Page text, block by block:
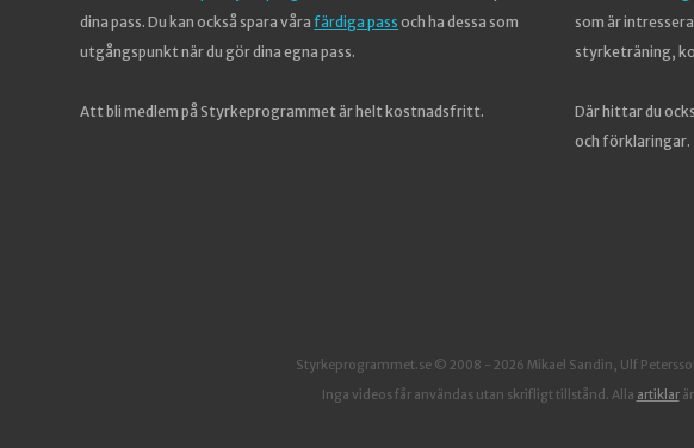
dina pass. Du kan också spara vårafärdiga pass och ha dessa som
utgångspunkt när du gör dina egna pass.
Att bli medlem på Styrkeprogrammet är helt kostnadsfritt.
som är
styrketräning,
Där hittar du
och förklaringar.
Styrkeprogrammet.se © 2008 - 2026 Mikael Sandin, Ulf
Inga videos får användas utan skrifligt tillstånd. Alla artiklarär